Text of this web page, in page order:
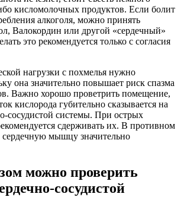
кисломолочных продуктов. Если болит
алкоголя, можно принять
Валокордин или другой «сердечный»
это рекомендуется только с согласия
нагрузки с похмелья нужно
она значительно повышает риск спазма
Важно хорошо проветрить помещение,
кислорода губительно сказывается на
сосудистой системы. При острых
сдерживать их. В противном
сердечную мышцу значительно
можно проверить
сосудистой